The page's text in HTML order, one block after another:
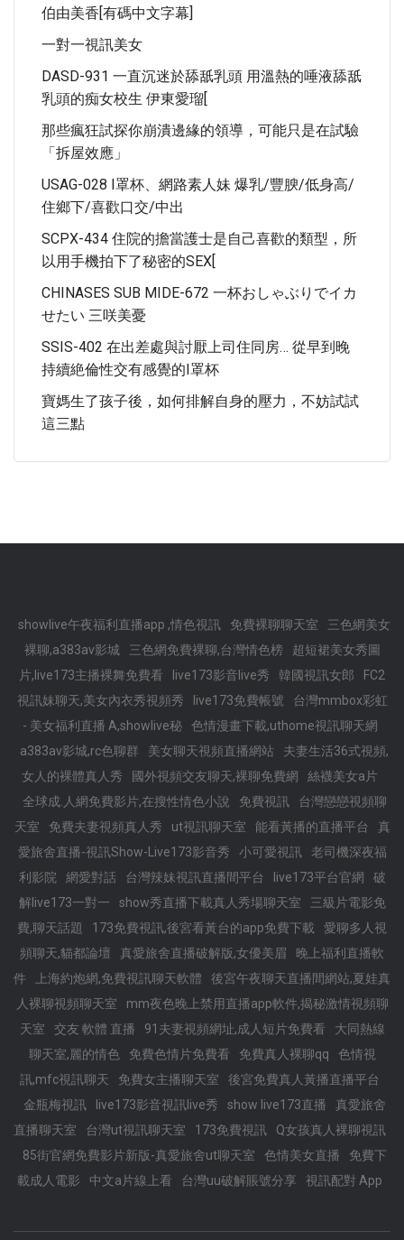
伯由美香[有碼中文字幕]
一對一視訊美女
DASD-931 一直沉迷於舔舐乳頭 用溫熱的唾液舔舐
乳頭的痴女校生 伊東愛瑠[
那些瘋狂試探你崩潰邊緣的領導，可能只是在試驗
「拆屋效應」
USAG-028 I罩杯、網路素人妹 爆乳/豐腴/低身高/
住鄉下/喜歡口交/中出
SCPX-434 住院的擔當護士是自己喜歡的類型，所
以用手機拍下了秘密的SEX[
CHINASES SUB MIDE-672 一杯おしゃぶりでイカ
せたい 三咲美憂
SSIS-402 在出差處與討厭上司住同房… 從早到晚
持續絶倫性交有感覺的I罩杯
寶媽生了孩子後，如何排解自身的壓力，不妨試試
這三點
showlive午夜福利直播app ,情色視訊 免費裸聊聊天室
三色網美女
裸聊,a383av影城
三色網免費裸聊,台灣情色榜
超短裙美女秀圖
片,live173主播裸舞免費看
live173影音live秀 韓國視訊女郎
FC2
視訊妹聊天,美女內衣秀視頻秀
live173免費帳號
台灣mmbox彩虹
- 美女福利直播 A,showlive秘
色情漫畫下載,uthome視訊聊天網
a383av影城,rc色聊群
美女聊天視頻直播網站
夫妻生活36式視頻,
女人的裸體真人秀
國外視頻交友聊天,裸聊免費網
絲襪美女a片
全球成.人網免費影片,在搜性情色小說
免費視訊
台灣戀戀視頻聊
天室
免費夫妻視頻真人秀 ut視訊聊天室 能看黃播的直播平台
真
愛旅舍直播-視訊Show-Live173影音秀
小可愛視訊
老司機深夜福
利影院
網愛對話 台灣辣妹視訊直播間平台 live173平台官網
破
解live173一對一
show秀直播下載真人秀場聊天室
三級片電影免
費,聊天話題
173免費視訊,後宮看黃台的app免費下載
愛聊多人視
頻聊天,貓都論壇
真愛旅舍直播破解版,女優美眉
晚上福利直播軟
件
上海約炮網,免費視訊聊天軟體
後宮午夜聊天直播間網站,夏娃真
人裸聊視頻聊天室
mm夜色晚上禁用直播app軟件,揭秘激情視頻聊
天室
交友 軟體 直播 91夫妻視頻網址,成人短片免費看
大同熱線
聊天室,麗的情色
免費色情片免費看 免費真人裸聊qq
色情視
訊,mfc視訊聊天
免費女主播聊天室
後宮免費真人黃播直播平台
金瓶梅視訊
live173影音視訊live秀 show live173直播
真愛旅舍
直播聊天室
台灣ut視訊聊天室 173免費視訊
Q女孩真人裸聊視訊
85街官網免費影片新版-真愛旅舍ut聊天室
色情美女直播
免費下
載成人電影
中文a片線上看 台灣uu破解賬號分享 視訊配對 App